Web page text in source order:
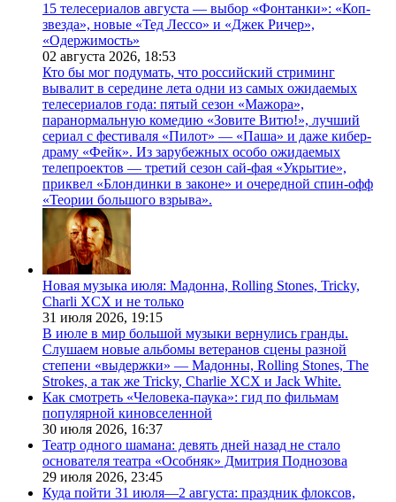
15 телесериалов августа — выбор «Фонтанки»: «Коп-
звезда», новые «Тед Лессо» и «Джек Ричер»,
«Одержимость»
02 августа 2026, 18:53
Кто бы мог подумать, что российский стриминг
вывалит в середине лета одни из самых ожидаемых
телесериалов года: пятый сезон «Мажора»,
паранормальную комедию «Зовите Витю!», лучший
сериал с фестиваля «Пилот» — «Паша» и даже кибер-
драму «Фейк». Из зарубежных особо ожидаемых
телепроектов — третий сезон сай-фая «Укрытие»,
приквел «Блондинки в законе» и очередной спин-офф
«Теории большого взрыва».
Новая музыка июля: Мадонна, Rolling Stones, Tricky,
Charli XCX и не только
31 июля 2026, 19:15
В июле в мир большой музыки вернулись гранды.
Слушаем новые альбомы ветеранов сцены разной
степени «выдержки» — Мадонны, Rolling Stones, The
Strokes, а так же Tricky, Charlie XCX и Jack White.
Как смотреть «Человека-паука»: гид по фильмам
популярной киновселенной
30 июля 2026, 16:37
Театр одного шамана: девять дней назад не стало
основателя театра «Особняк» Дмитрия Поднозова
29 июля 2026, 23:45
Куда пойти 31 июля—2 августа: праздник флоксов,